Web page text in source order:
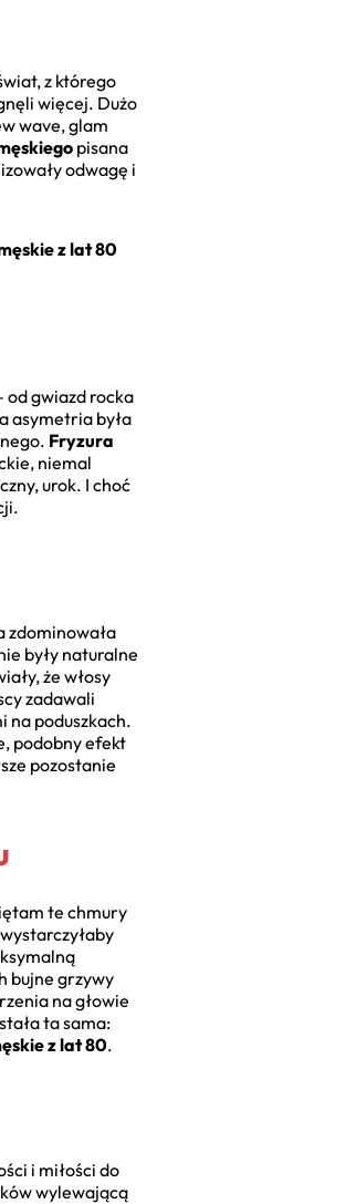
z którego
więcej. Dużo
wave, glam
pisana
odwagę i
z lat 80
od gwiazd rocka
asymetria była
Fryzura
niemal
urok. I choć
zdominowała
były naturalne
że włosy
zadawali
na poduszkach.
podobny efekt
pozostanie
te chmury
bujne grzywy
na głowie
ta sama:
z lat 80.
i miłości do
wylewającą